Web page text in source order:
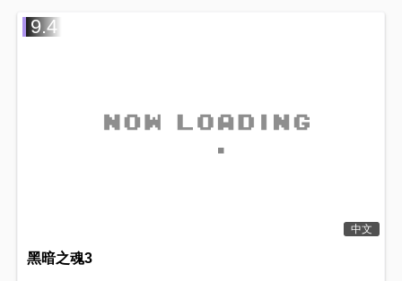
9.4
中文
黑暗之魂3